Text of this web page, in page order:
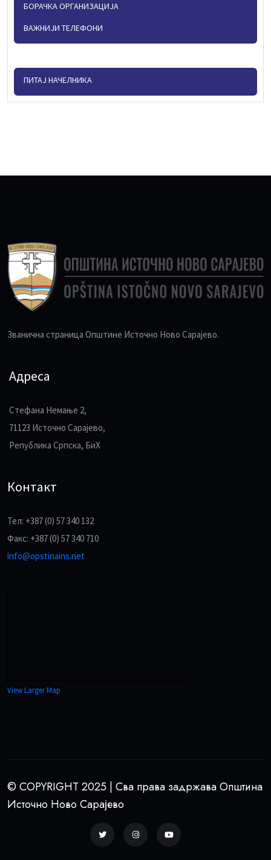
БОРАЧКА ОРГАНИЗАЦИЈА
ВАЖНИЈИ ТЕЛЕФОНИ
ПИТАЈ НАЧЕЛНИКА
Званична страница Општине Источно Ново Сарајево.
Адреса
Стефана Немање 2,
71123 Источно Сарајево,
Република Српска, БиХ
Контакт
Тел: +387 (0) 57 340 132
Факс: +387 (0) 57 340 710
info@opstinains.net
View Larger Map
© COPYRIGHT 2025 | Сва права задржава Општина
Источно Ново Сарајево